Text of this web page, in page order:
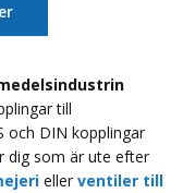
till
och DIN kopplingar
dig som är ute efter
eller ventiler till